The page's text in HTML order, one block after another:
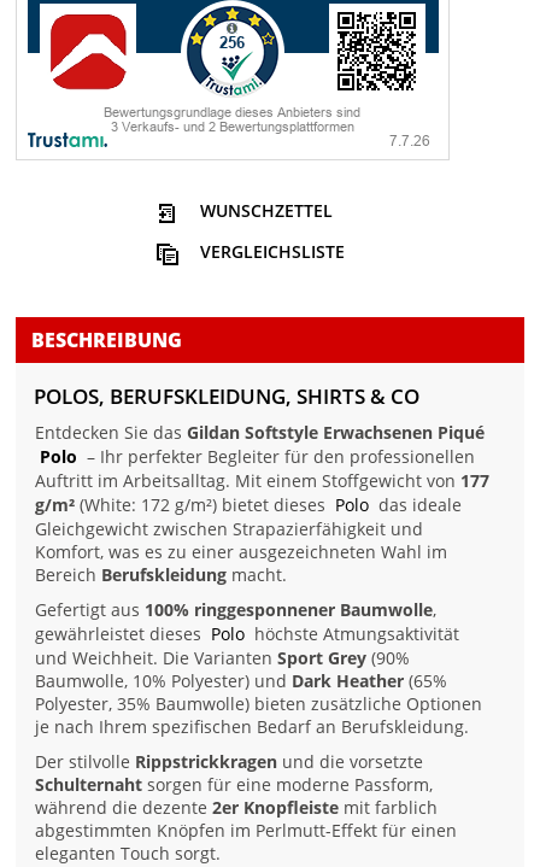
WUNSCHZETTEL
VERGLEICHSLISTE
BESCHREIBUNG
POLOS, BERUFSKLEIDUNG, SHIRTS & CO
Entdecken Sie dasGildan Softstyle Erwachsenen Piqué
Polo – Ihr perfekter Begleiter für den professionellen
Auftritt im Arbeitsalltag. Mit einem Stoffgewicht von 177
g/m² (White: 172 g/m²) bietet dieses Polo das ideale
Gleichgewicht zwischen Strapazierfähigkeit und
Komfort, was es zu einer ausgezeichneten Wahl im
Bereich Berufskleidung macht.
Gefertigt aus 100% ringgesponnener Baumwolle,
gewährleistet dieses Polo höchste Atmungsaktivität
und Weichheit. Die VariantenSport Grey (90%
Baumwolle, 10% Polyester) und Dark Heather (65%
Polyester, 35% Baumwolle) bieten zusätzliche Optionen
je nach Ihrem spezifischen Bedarf an Berufskleidung.
Der stilvolle Rippstrickkragen und die vorsetzte
Schulternaht sorgen für eine moderne Passform,
während die dezente2er Knopfleiste mit farblich
abgestimmten Knöpfen im Perlmutt-Effekt für einen
eleganten Touch sorgt.